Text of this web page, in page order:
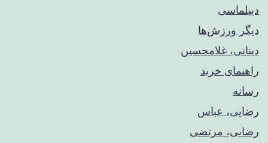
دیپلماسی
دیگر ورزش‌ها
دینانی، غلامحسین
راهنمای خريد
رسانه
رضایی، عباس
رضایی، مرتضی